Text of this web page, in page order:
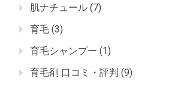
肌ナチュール (7)
育毛 (3)
育毛シャンプー (1)
育毛剤 口コミ・評判 (9)